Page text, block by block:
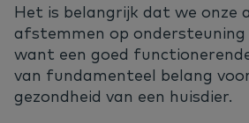
Het is belangrijk dat we onze
afstemmen op ondersteuning
want een goed
van fundamenteel belang
gezondheid van een huisdier.